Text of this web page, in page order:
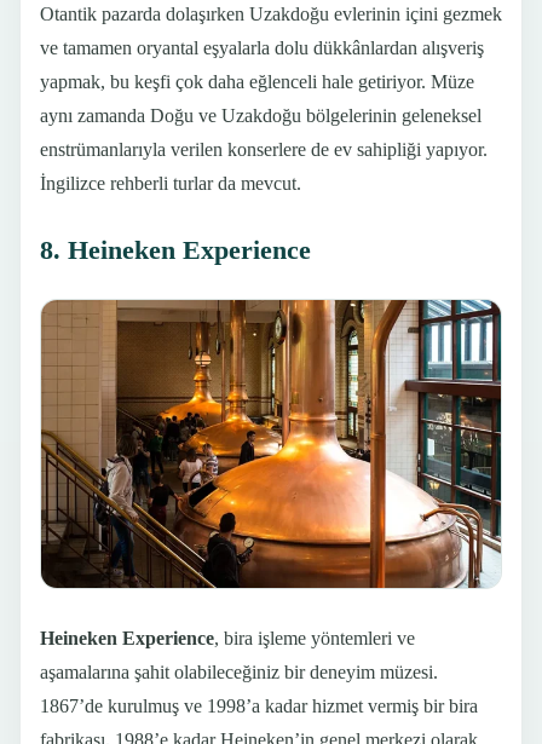
Otantik pazarda dolaşırken Uzakdoğu evlerinin içini gezmek
ve tamamen oryantal eşyalarla dolu dükkânlardan alışveriş
yapmak, bu keşfi çok daha eğlenceli hale getiriyor. Müze
aynı zamanda Doğu ve Uzakdoğu bölgelerinin geleneksel
enstrümanlarıyla verilen konserlere de ev sahipliği yapıyor.
İngilizce rehberli turlar da mevcut.
8. Heineken Experience
Heineken Experience, bira işleme yöntemleri ve
aşamalarına şahit olabileceğiniz bir deneyim müzesi.
1867’de kurulmuş ve 1998’a kadar hizmet vermiş bir bira
fabrikası, 1988’e kadar Heineken’in genel merkezi olarak